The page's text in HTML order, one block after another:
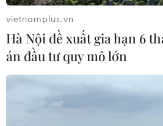
#Cho vay ngang hàng #P2P
#Hệ lụy
#Thông tin thiếu chính xác
vietnamplus.vn
Hà Nội đề xuất gia hạn 6
án đầu tư quy mô lớn